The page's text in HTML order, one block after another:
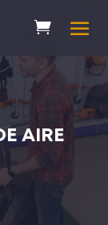
AIRE